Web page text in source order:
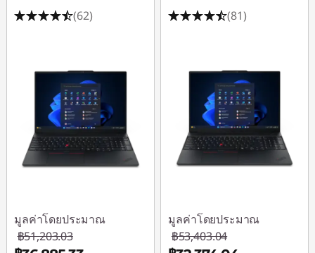
(62)
มูลค่าโดยประมาณ
฿51,203.03
(81)
มูลค่าโดยประมาณ
฿53,403.04